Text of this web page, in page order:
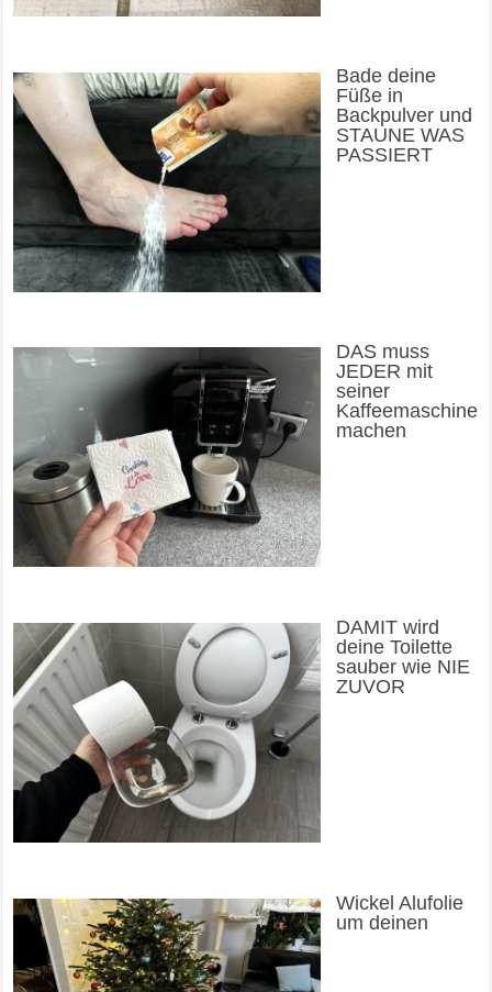
Bade deine
Füße in
Backpulver und
STAUNE WAS
PASSIERT
DAS muss
JEDER mit
seiner
Kaffeemaschine
machen
DAMIT wird
deine Toilette
sauber wie NIE
ZUVOR
Wickel Alufolie
um deinen